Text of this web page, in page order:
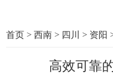
首页 > 西南 > 四川 > 资阳
高效可靠